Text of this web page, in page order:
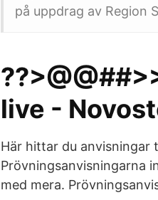
på uppdrag av Region
live -
Här hittar du anvisningar
Prövningsanvisningarna
med mera.